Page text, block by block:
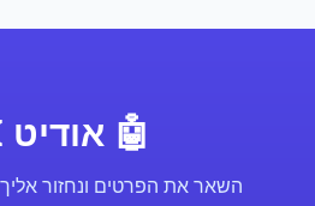
🤖 אודיט AI חינם — קבל דוח אמיתי